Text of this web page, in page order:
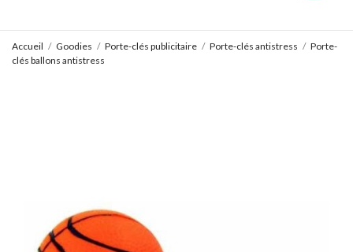
Accueil Goodies Porte-clés publicitaire Porte-clés antistress
Porte-
clés ballons antistress